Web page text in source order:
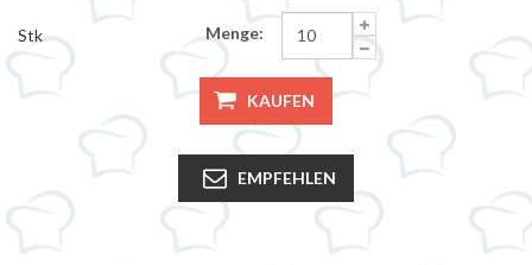
Menge:
Stk
KAUFEN
EMPFEHLEN